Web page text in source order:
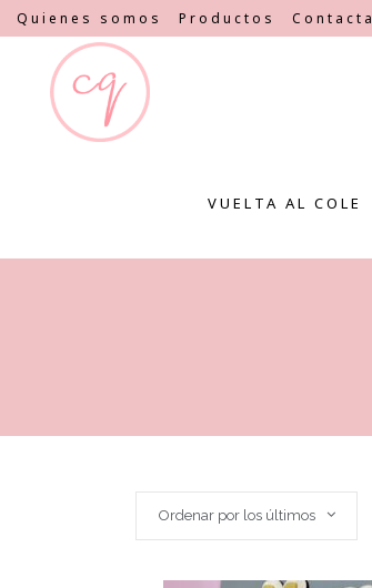
Quienes somos Productos Contacta
VUELTA AL COLE
Ordenar por los últimos